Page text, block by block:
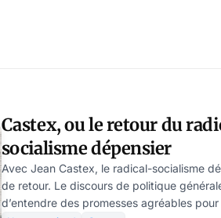
Castex, ou le retour du
socialisme dépensier
Avec Jean Castex, le radical-socialisme
de retour. Le discours de politique
d’entendre des promesses agréables